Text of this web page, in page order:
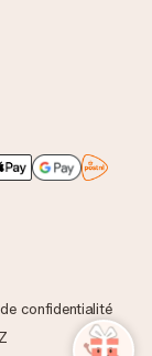
confidentialité